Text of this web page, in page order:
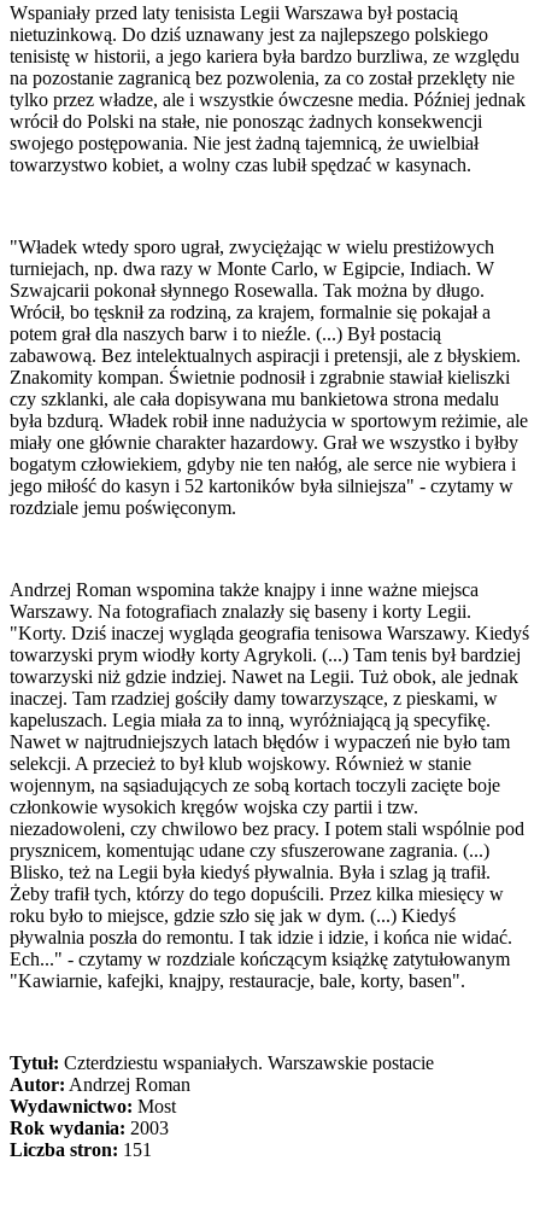
Wspaniały przed laty tenisista Legii Warszawa był postacią
nietuzinkową. Do dziś uznawany jest za najlepszego polskiego
tenisistę w historii, a jego kariera była bardzo burzliwa, ze względu
na pozostanie zagranicą bez pozwolenia, za co został przeklęty nie
tylko przez władze, ale i wszystkie ówczesne media. Później jednak
wrócił do Polski na stałe, nie ponosząc żadnych konsekwencji
swojego postępowania. Nie jest żadną tajemnicą, że uwielbiał
towarzystwo kobiet, a wolny czas lubił spędzać w kasynach.
"Władek wtedy sporo ugrał, zwyciężając w wielu prestiżowych
turniejach, np. dwa razy w Monte Carlo, w Egipcie, Indiach. W
Szwajcarii pokonał słynnego Rosewalla. Tak można by długo.
Wrócił, bo tęsknił za rodziną, za krajem, formalnie się pokajał a
potem grał dla naszych barw i to nieźle. (...) Był postacią
zabawową. Bez intelektualnych aspiracji i pretensji, ale z błyskiem.
Znakomity kompan. Świetnie podnosił i zgrabnie stawiał kieliszki
czy szklanki, ale cała dopisywana mu bankietowa strona medalu
była bzdurą. Władek robił inne nadużycia w sportowym reżimie, ale
miały one głównie charakter hazardowy. Grał we wszystko i byłby
bogatym człowiekiem, gdyby nie ten nałóg, ale serce nie wybiera i
jego miłość do kasyn i 52 kartoników była silniejsza" - czytamy w
rozdziale jemu poświęconym.
Andrzej Roman wspomina także knajpy i inne ważne miejsca
Warszawy. Na fotografiach znalazły się baseny i korty Legii.
"Korty. Dziś inaczej wygląda geografia tenisowa Warszawy. Kiedyś
towarzyski prym wiodły korty Agrykoli. (...) Tam tenis był bardziej
towarzyski niż gdzie indziej. Nawet na Legii. Tuż obok, ale jednak
inaczej. Tam rzadziej gościły damy towarzyszące, z pieskami, w
kapeluszach. Legia miała za to inną, wyróżniającą ją specyfikę.
Nawet w najtrudniejszych latach błędów i wypaczeń nie było tam
selekcji. A przecież to był klub wojskowy. Również w stanie
wojennym, na sąsiadujących ze sobą kortach toczyli zacięte boje
członkowie wysokich kręgów wojska czy partii i tzw.
niezadowoleni, czy chwilowo bez pracy. I potem stali wspólnie pod
prysznicem, komentując udane czy sfuszerowane zagrania. (...)
Blisko, też na Legii była kiedyś pływalnia. Była i szlag ją trafił.
Żeby trafił tych, którzy do tego dopuścili. Przez kilka miesięcy w
roku było to miejsce, gdzie szło się jak w dym. (...) Kiedyś
pływalnia poszła do remontu. I tak idzie i idzie, i końca nie widać.
Ech..." - czytamy w rozdziale kończącym książkę zatytułowanym
"Kawiarnie, kafejki, knajpy, restauracje, bale, korty, basen".
Tytuł: Czterdziestu wspaniałych. Warszawskie postacie
Autor: Andrzej Roman
Wydawnictwo: Most
Rok wydania: 2003
Liczba stron: 151